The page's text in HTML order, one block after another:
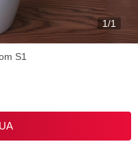
1/1
S1